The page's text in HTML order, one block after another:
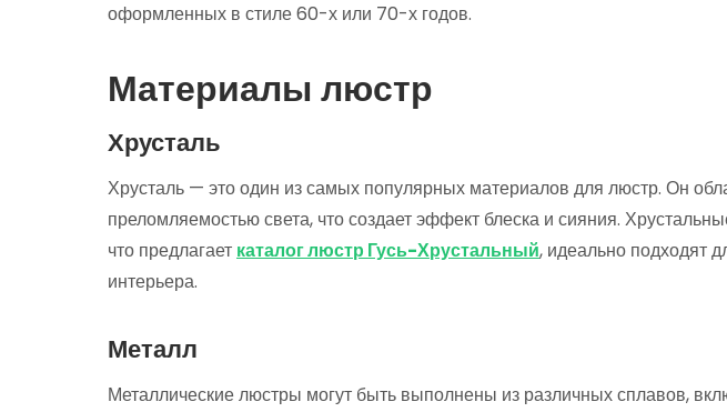
оформленных в стиле 60-х или 70-х годов.
Материалы люстр
Хрусталь
Хрусталь — это один из самых популярных материалов для люстр. Он
преломляемостью света, что создает эффект блеска и сияния.
что предлагает каталог люстр Гусь-Хрустальный, идеально подходят
интерьера.
Металл
Металлические люстры могут быть выполнены из различных сплавов,